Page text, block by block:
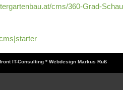
cms/360-Grad-
IT-Consulting * Webdesign Markus Ruß